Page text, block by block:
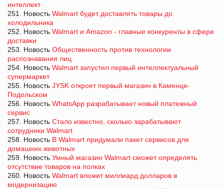
интеллект
251. Новость Walmart будет доставлять товары до
холодильника
252. Новость Walmart и Amazon - главные конкуренты в сфере
доставки
253. Новость Общественность против технологии
распознавания лиц
254. Новость Walmart запустил первый интеллектуальный
супермаркет
255. Новость JYSK откроет первый магазин в Каменце-
Подольском
256. Новость WhatsApp разрабатывает новый платежный
сервис
257. Новость Стало известно, сколько зарабатывают
сотрудники Walmart
258. Новость В Walmart придумали пакет сервисов для
домашних животных
259. Новость Умный магазин Walmart сможет определять
отсутствие товаров на полках
260. Новость Walmart вложит миллиард долларов в
модернизацию